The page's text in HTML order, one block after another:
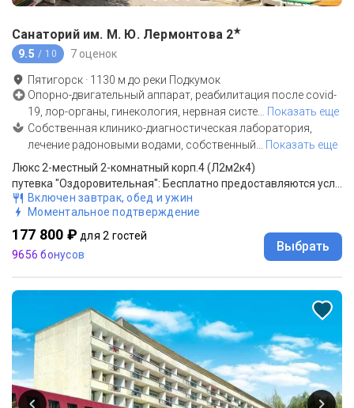
Санаторий им. М. Ю. Лермонтова 2★
9.5 / 10 7 оценок
Пятигорск · 1130 м до реки Подкумок
Опорно-двигательный аппарат, реабилитация после covid-
19, лор-органы, гинекология, нервная систе… Показать еще
Собственная клинико-диагностическая лаборатория,
лечение радоновыми водами, собственный… Показать еще
Люкс 2-местный 2-комнатный корп.4 (Л2м2к4)
путевка "Оздоровительная": Бесплатно предоставляются услуги: пользование тренажерным залом, детской игровой комнатой, развлекательные мероприятия, интернет
Включен завтрак, обед и ужин
Моментальное подтверждение
177 800 ₽ для 2 гостей
9656 бонусов
Выбрать